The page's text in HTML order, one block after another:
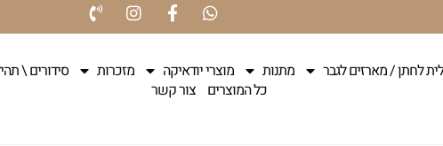
לחתן / מארזים לגבר מתנות מוצרי יודאיקה מזכרות סידורים \
כל המוצרים צור קשר